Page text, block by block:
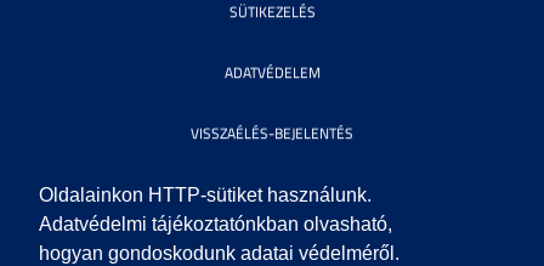
Oldalainkon HTTP-sütiket használunk.
Adatvédelmi tájékoztatónkban olvasható,
hogyan gondoskodunk adatai védelméről.
SÜTIKEZELÉS
ADATVÉDELEM
VISSZAÉLÉS-BEJELENTÉS
KÖZÉRDEKŰ ADATOK
IMPRESSZUM